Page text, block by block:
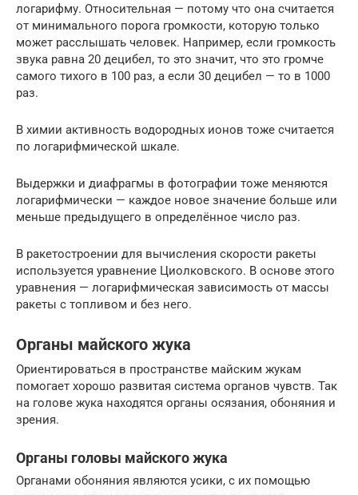
логарифму. Относительная — потому что она считается
от минимального порога громкости, которую только
может расслышать человек. Например, если громкость
звука равна 20 децибел, то это значит, что это громче
самого тихого в 100 раз, а если 30 децибел — то в 1000
раз.
В химии активность водородных ионов тоже считается
по логарифмической шкале.
Выдержки и диафрагмы в фотографии тоже меняются
логарифмически — каждое новое значение больше или
меньше предыдущего в определённое число раз.
В ракетостроении для вычисления скорости ракеты
используется уравнение Циолковского. В основе этого
уравнения — логарифмическая зависимость от массы
ракеты с топливом и без него.
Органы майского жука
Ориентироваться в пространстве майским жукам
помогает хорошо развитая система органов чувств. Так
на голове жука находятся органы осязания, обоняния и
зрения.
Органы головы майского жука
Органами обоняния являются усики, с их помощью